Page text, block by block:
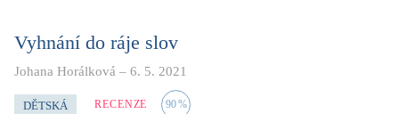
Vyhnání do ráje slov
Johana Horálková – 6. 5. 2021
DĚTSKÁ RECENZE 90%